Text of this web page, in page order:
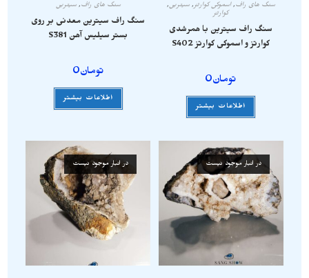
سنگ های راف,اسموکی کوارتز,سیترین,
کوارتز
سنگ راف سیترین با همرشدی
کوارتز و اسموکی کوارتز S402
تومان0
اطلاعات بیشتر
سنگ های راف,سیترین
سنگ راف سیترین معدنی بر روی
بستر سیلیس آهن S381
تومان0
اطلاعات بیشتر
در انبار موجود نیست در انبار موجود نیست